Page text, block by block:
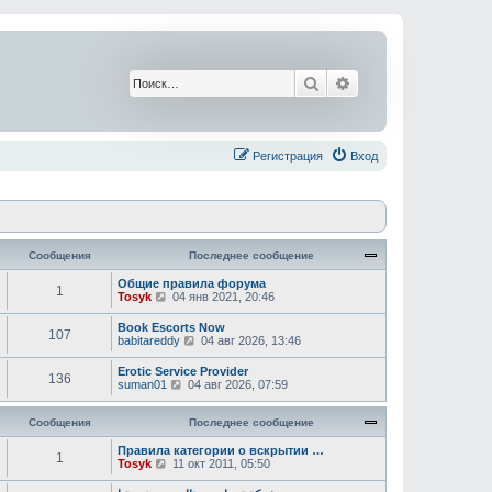
Поиск
Вход
Регистрация
Сообщения Последнее сообщение
1
Общие правила форума
Tosyk
П
е
й
т
и
к
п
л
е
д
н
04 янв 2021, 20:46
107
Book Escorts Now
babitareddy
П
р
е
й
т
и
о
с
л
04 авг 2026, 13:46
136
Erotic Service Provider
suman01
П
р
е
й
т
и
п
04 авг 2026, 07:59
Сообщения Последнее сообщение
1
Правила категории о вскрытии …
Tosyk
П11 окт 2011, 05:50